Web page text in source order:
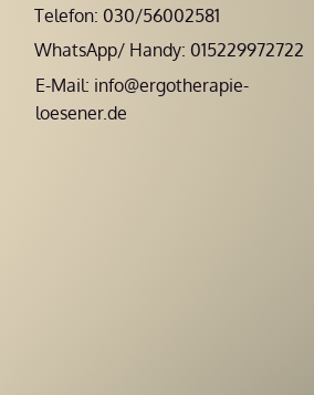
E-Mail: info@ergotherapie-
loesener.de
Telefon: 030/56002581
WhatsApp/ Handy: 015229972722